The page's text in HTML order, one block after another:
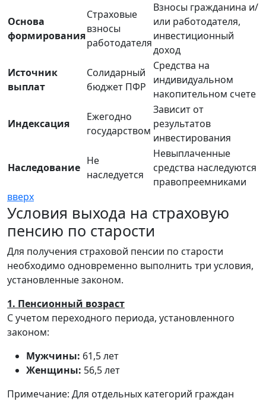
Основа
формирования
Страховые
взносы
работодателя
Взносы гражданина и/
или работодателя,
инвестиционный
доход
Источник
выплат
Солидарный
бюджет ПФР
Средства на
индивидуальном
накопительном счете
Индексация
Ежегодно
государством
Зависит от
результатов
инвестирования
Наследование
Не
наследуется
Невыплаченные
средства наследуются
правопреемниками
вверх
Условия выхода на страховую
пенсию по старости
Для получения страховой пенсии по старости
необходимо одновременно выполнить три условия,
установленные законом.
1. Пенсионный возраст
С учетом переходного периода, установленного
законом:
Мужчины: 61,5 лет
Женщины: 56,5 лет
Примечание: Для отдельных категорий граждан